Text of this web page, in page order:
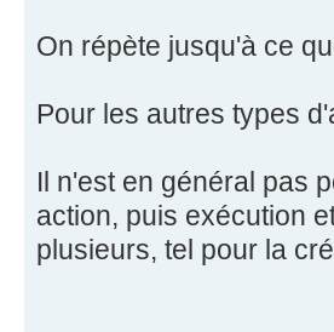
On répète jusqu'à ce
Pour les autres types
Il n'est en général pas
action, puis exécution
plusieurs, tel pour la